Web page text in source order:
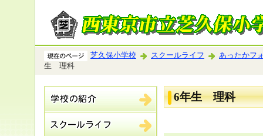
芝久保小学校 スクールライフ
あったかフ
生 理科
6年生 理科